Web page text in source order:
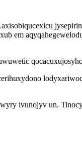
em
ivunojyv un.